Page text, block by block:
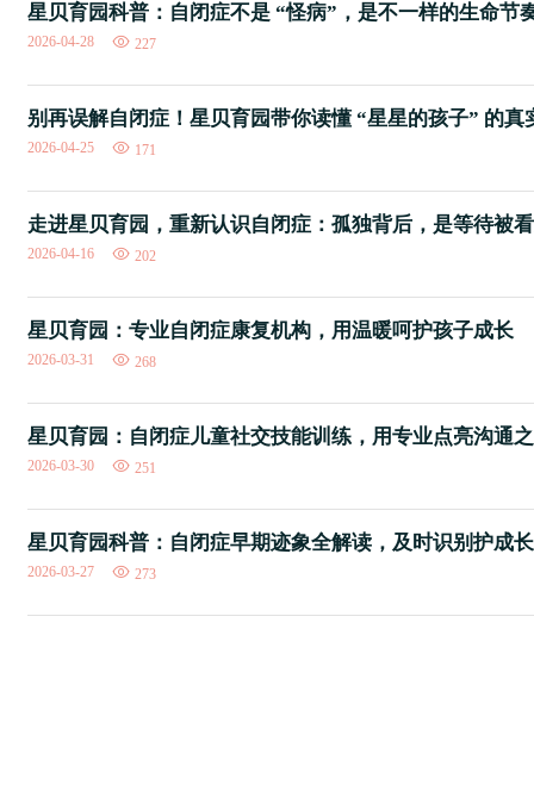
星贝育园科普：自闭症不是 “怪病”，是不一样的生命节
2026-04-28 227
别再误解自闭症！星贝育园带你读懂 “星星的孩子” 的真
2026-04-25 171
走进星贝育园，重新认识自闭症：孤独背后，是等待被
2026-04-16 202
星贝育园：专业自闭症康复机构，用温暖呵护孩子成长
2026-03-31 268
星贝育园：自闭症儿童社交技能训练，用专业点亮沟通
2026-03-30 251
星贝育园科普：自闭症早期迹象全解读，及时识别护成长
2026-03-27 273